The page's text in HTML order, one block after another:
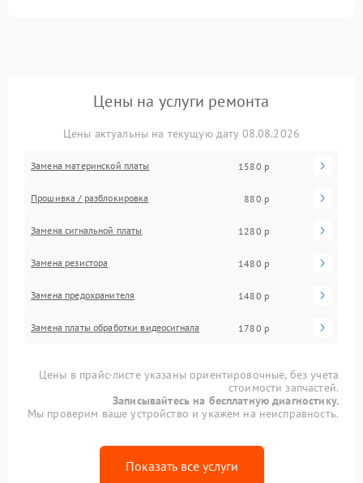
Цены на услуги ремонта
Цены актуальны на текущую дату 08.08.2026
Замена материнской платы 1580 р
Прошивка / разблокировка 880 р
Замена сигнальной платы 1280 р
Замена резистора 1480 р
Замена предохранителя 1480 р
Замена платы обработки видеосигнала 1780 р
Цены в прайс-листе указаны ориентировочные, без учета
стоимости запчастей.
Записывайтесь на бесплатную диагностику.
Мы проверим ваше устройство и укажем на неисправность.
Показать все услуги